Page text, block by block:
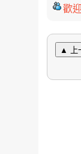
歡迎
▲ 上